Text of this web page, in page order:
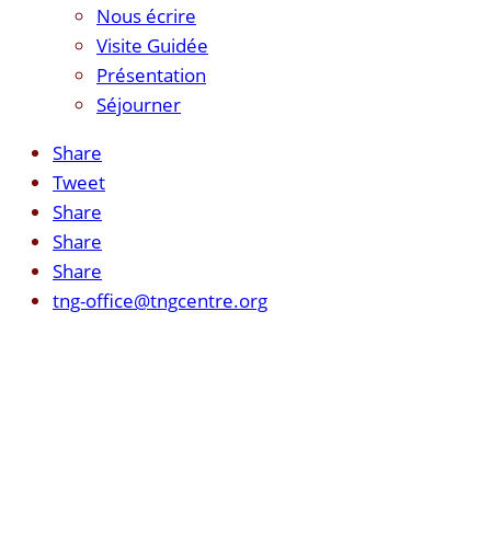
Nous écrire
Visite Guidée
Présentation
Séjourner
Share
Tweet
Share
Share
Share
tng-office@tngcentre.org